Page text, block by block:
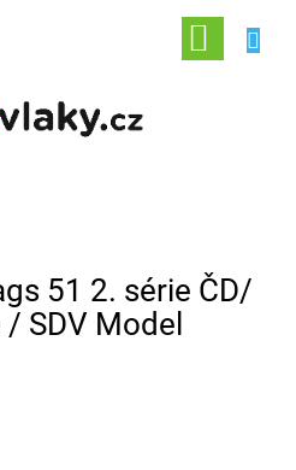
NÁKUPNÍ
KOŠÍK
51 2. série ČD/
SDV Model